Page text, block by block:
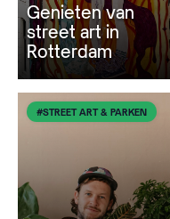
Genieten van
street art in
Rotterdam
#STREET ART & PARKEN